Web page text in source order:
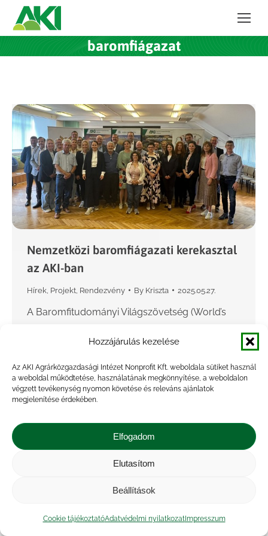
Hozzájárulás kezelése
Az AKI Agrárközgazdasági Intézet Nonprofit Kft. weboldala sütiket használ
a weboldal működtetése, használatának megkönnyítése, a weboldalon
végzett tevékenység nyomon követése és releváns ajánlatok
megjelenítése érdekében.
Elfogadom
Elutasítom
Beállítások
Cookie tájékoztatóAdatvédelmi nyilatkozatImpresszum
baromfiágazat
Nemzetközi baromfiágazati kerekasztal
az AKI-ban
Hírek Projekt Rendezvény By Kriszta 2025.05.27.
A Baromfitudományi Világszövetség (World’s
munkacsoportjának (Working group 1 –
Economics, Markets and Sustainability) idei,
jubileumi 10. Kerekasztal-konferenciáját
Budapesten, az Agrárközgazdasági Intézetben